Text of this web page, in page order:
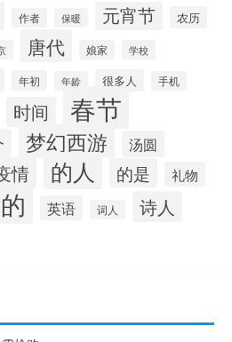
作者 保暖 元宵节 农历
唐代 娘家 学校
年初 年龄 很多人 手机
时间 春节
梦幻西游
汤圆
情 的人 的是 礼物
英语 词人
诗人